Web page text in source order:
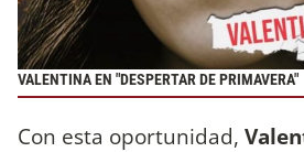
VALENTINA EN "DESPERTAR DE PRIMAVERA"
Con esta oportunidad,